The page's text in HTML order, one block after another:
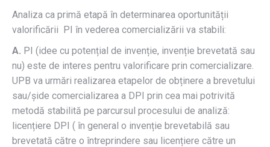
Analiza ca primă etapă în determinarea oportunității
valorificării PI în vederea comercializării va stabili:
A. PI (idee cu potențial de invenție, invenție brevetată sau
nu) este de interes pentru valorificare prin comercializare.
UPB va urmări realizarea etapelor de obținere a brevetului
sau/șide comercializarea a DPI prin cea mai potrivită
metodă stabilită pe parcursul procesului de analiză:
licențiere DPI ( în general o invenție brevetabilă sau
brevetată către o întreprindere sau licențiere către un